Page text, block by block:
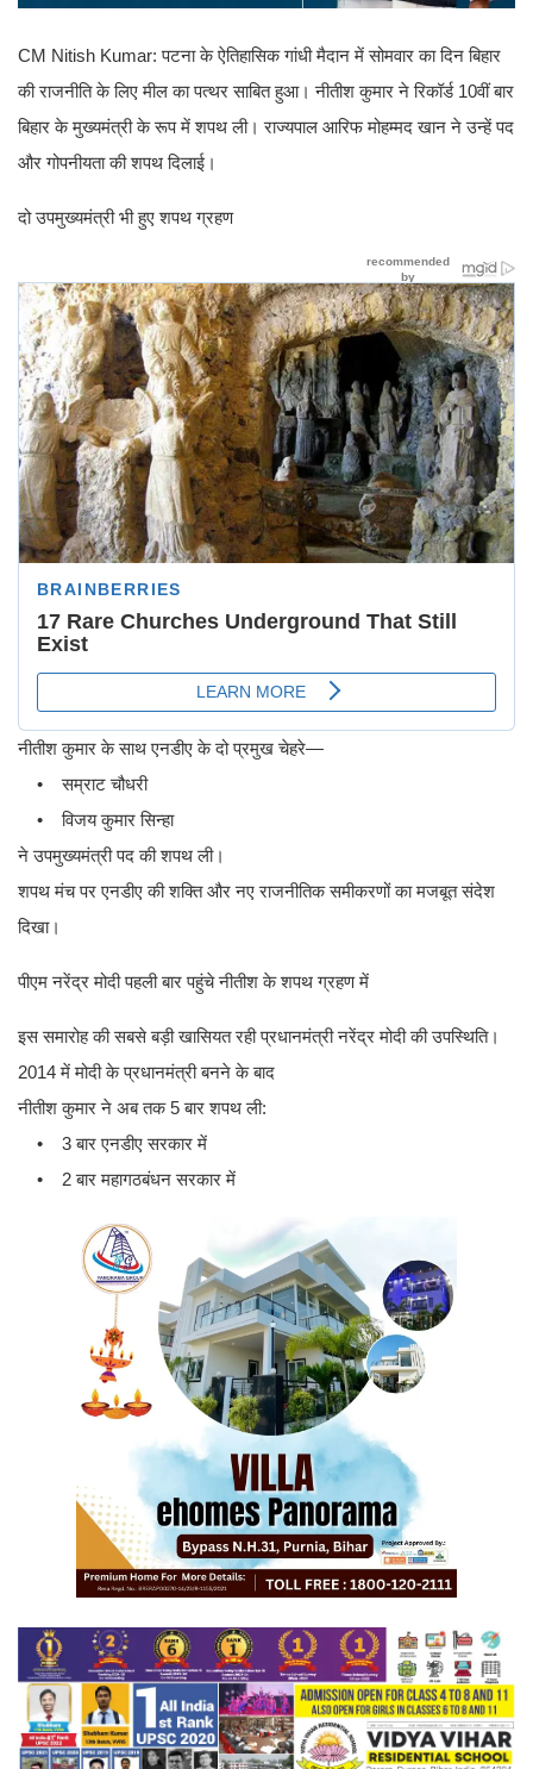
CM Nitish Kumar: पटना के ऐतिहासिक गांधी मैदान में सोमवार का दिन बिहार
की राजनीति के लिए मील का पत्थर साबित हुआ। नीतीश कुमार ने रिकॉर्ड 10वीं बार
बिहार के मुख्यमंत्री के रूप में शपथ ली। राज्यपाल आरिफ मोहम्मद खान ने उन्हें पद
और गोपनीयता की शपथ दिलाई।
दो उपमुख्यमंत्री भी हुए शपथ ग्रहण
नीतीश कुमार के साथ एनडीए के दो प्रमुख चेहरे—
• सम्राट चौधरी
• विजय कुमार सिन्हा
ने उपमुख्यमंत्री पद की शपथ ली।
शपथ मंच पर एनडीए की शक्ति और नए राजनीतिक समीकरणों का मजबूत संदेश
दिखा।
पीएम नरेंद्र मोदी पहली बार पहुंचे नीतीश के शपथ ग्रहण में
इस समारोह की सबसे बड़ी खासियत रही प्रधानमंत्री नरेंद्र मोदी की उपस्थिति।
2014 में मोदी के प्रधानमंत्री बनने के बाद
नीतीश कुमार ने अब तक 5 बार शपथ ली:
• 3 बार एनडीए सरकार में
• 2 बार महागठबंधन सरकार में